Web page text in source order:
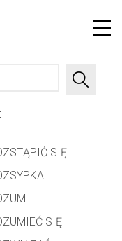
SIĘ
SIĘ